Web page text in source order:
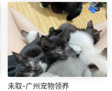
未取-广州宠物领养